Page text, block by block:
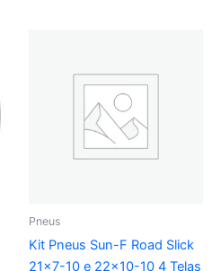
Pneus
Kit Pneus Sun-F Road Slick
21×7-10 e 22×10-10 4 Telas